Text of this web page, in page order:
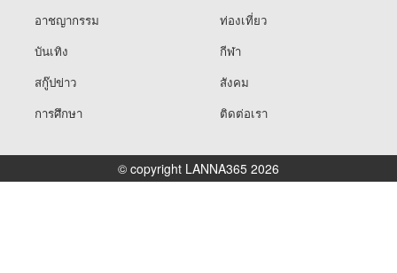
อาชญากรรม
ท่องเที่ยว
บันเทิง
กีฬา
สกู๊ปข่าว
สังคม
การศึกษา
ติดต่อเรา
© copyright LANNA365 2026